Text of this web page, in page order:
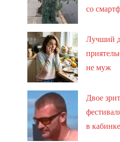
со
Лучший
не муж
Двое
в